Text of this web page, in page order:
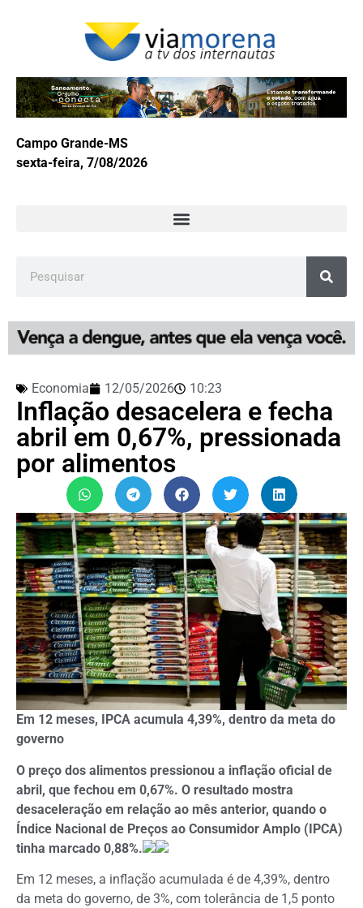
Campo Grande-MS
sexta-feira, 7/08/2026
Economia 12/05/2026 10:23
Inflação desacelera e fecha
abril em 0,67%, pressionada
por alimentos
Em 12 meses, IPCA acumula 4,39%, dentro da meta do
governo
O preço dos alimentos pressionou a inflação oficial de
abril, que fechou em 0,67%. O resultado mostra
desaceleração em relação ao mês anterior, quando o
Índice Nacional de Preços ao Consumidor Amplo (IPCA)
tinha marcado 0,88%.
Em 12 meses, a inflação acumulada é de 4,39%, dentro
da meta do governo, de 3%, com tolerância de 1,5 ponto